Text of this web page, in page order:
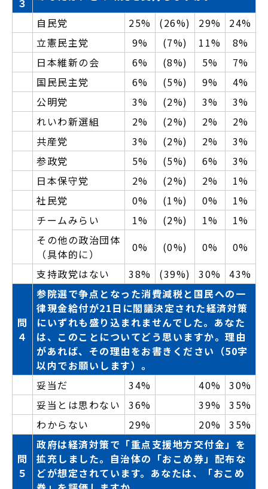
３
自民党
25% (26%) 29%
24%
立憲民主党
9% (7%) 11%
8%
日本維新の会
6% (8%) 5%
7%
国民民主党
6% (5%) 9%
4%
公明党
3% (2%) 3%
3%
れいわ新選組
2% (2%) 2%
2%
共産党
3% (2%) 2%
3%
参政党
5% (5%) 6%
3%
日本保守党
2% (2%) 2%
1%
社民党
0% (1%) 0%
1%
チームみらい
1% (2%) 1%
1%
その他の政治団体
（具体的に）
0% (0%) 0%
0%
支持政党はない
38% (39%) 30% 43%
問
４
参院選で争点となった消費減税と国民への一
律現金給付が21日に閣議決定された経済対策
にいずれも盛り込まれませんでした。あなた
は、このことについてどう思いますか。理由
があれば、その理由をお書きください（50字
以内でお願いします）。
妥当だ
34% 40%
30%
妥当とは思わない
36% 39%
35%
わからない
29% 20% 35%
問
５
政府は経済対策で「重点支援地方交付金」を
拡充しました。自治体の「おこめ券」配布な
どが想定されています。あなたは、「おこめ